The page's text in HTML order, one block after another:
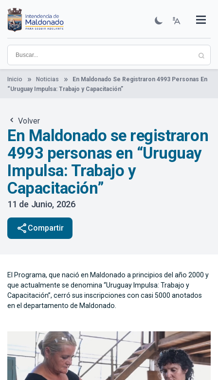
contenido
principal
Institucional
Municipios
Descubre Maldonado
Comunicación
Servicios
Guía De Trámites
Ver Noticias
Inicio Noticias
En Maldonado Se Registraron 4993 Personas En
“Uruguay Impulsa: Trabajo y Capacitación”
Volver
En Maldonado se registraron
4993 personas en “Uruguay
Impulsa: Trabajo y
Capacitación”
11 de Junio, 2026
share Compartir
El Programa, que nació en Maldonado a principios del año 2000 y
que actualmente se denomina “Uruguay Impulsa: Trabajo y
Capacitación”, cerró sus inscripciones con casi 5000 anotados
en el departamento de Maldonado.